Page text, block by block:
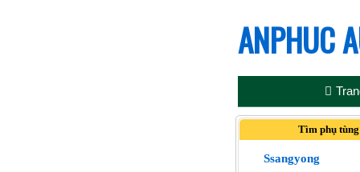
ANPHUC
Tìm phụ
Ssangyong